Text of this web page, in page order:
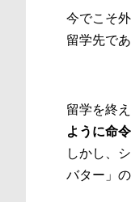
今でこそ
留学先で
留学を終
ように命令
しかし、
バター」